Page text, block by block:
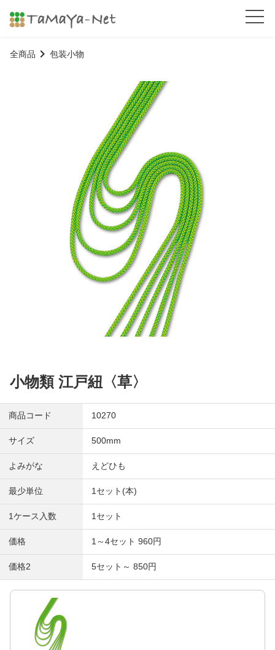
全商品 包装小物
小物類 江戸紐〈草〉
商品コード 10270
サイズ 500mm
よみがな えどひも
最少単位 1セット(本)
1ケース入数 1セット
価格 1～4セット 960円
価格2 5セット～ 850円